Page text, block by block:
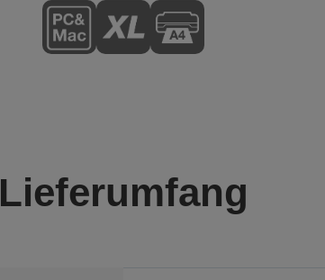
Lieferumfang